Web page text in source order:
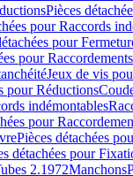
Pièces
pour Raccords
pour
pour
Jeux de vis
pour Réductions
indémontables
pour
Pièces détachées
détachées pour
2.1972Manchons